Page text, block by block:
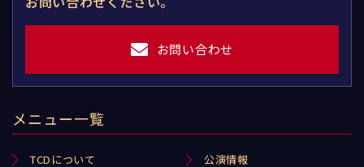
お問い合わせ
メニュー一覧
TCDについて 公演情報